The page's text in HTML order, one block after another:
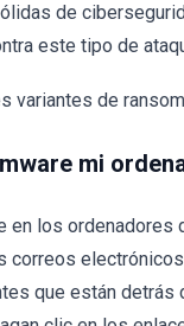
de
este tipo de
variantes de
mi
en los
que están detrás